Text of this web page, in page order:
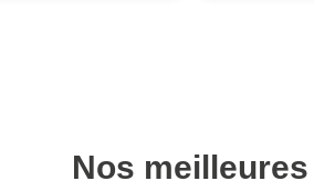
Nos meilleures